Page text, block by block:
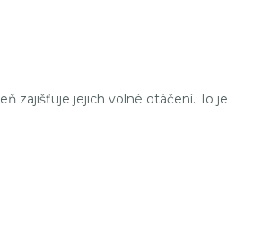
zajišťuje jejich volné otáčení. To je